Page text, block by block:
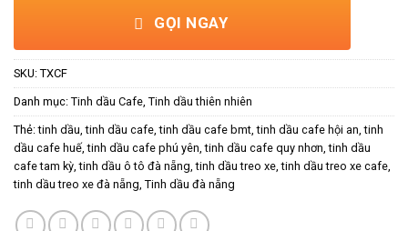
GỌI NGAY
SKU: TXCF
Danh mục: Tinh dầu Cafe, Tinh dầu thiên nhiên
Thẻ:tinh dầu,tinh dầu cafe,tinh dầu cafe bmt,tinh dầu cafe hội an,tinh
dầu cafe huế,tinh dầu cafe phú yên,tinh dầu cafe quy nhơn,tinh dầu
cafe tam kỳ,tinh dầu ô tô đà nẵng,tinh dầu treo xe,tinh dầu treo xe cafe,
tinh dầu treo xe đà nẵng, Tinh dầu đà nẵng